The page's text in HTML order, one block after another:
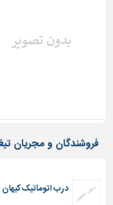
حفاظ
بهداشتی
و
ماشین
فروشندگان و مجریان
درب اتوماتیک کیهان